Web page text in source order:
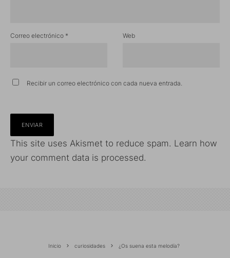
Correo electrónico * Web
Recibir un correo electrónico con cada nueva entrada.
This site uses Akismet to reduce spam. Learn how
your comment data is processed.
Inicio curiosidades ¿Os suena esta melodía?